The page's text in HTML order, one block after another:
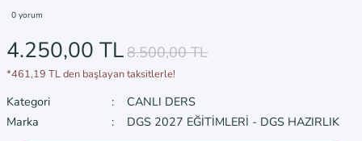
0 yorum
4.250,00 TL8.500,00 TL
*461,19 TL den başlayan taksitlerle!
Kategori
CANLI DERS
Marka
DGS 2027 EĞİTİMLERİ - DGS HAZIRLIK